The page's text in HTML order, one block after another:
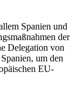
Spanien und
der
Delegation von
um den
EU-